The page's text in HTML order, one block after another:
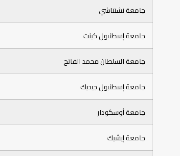
جامعة نشنتاشي
جامعة إسطنبول كينت
جامعة السلطان محمد الفاتح
جامعة إسطنبول جيديك
جامعة أوسكودار
جامعة إيشيك